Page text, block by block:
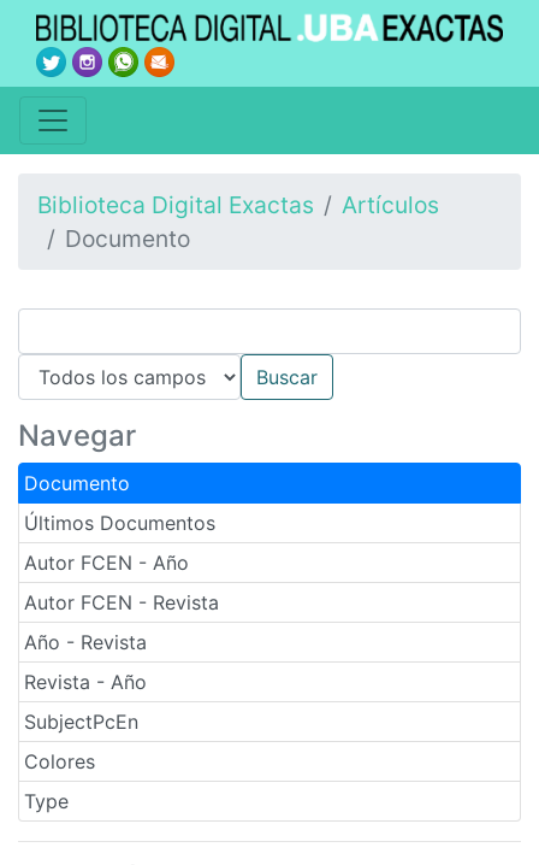
Biblioteca Digital Exactas
Artículos
Documento
Navegar
Documento
Últimos Documentos
Autor FCEN - Año
Autor FCEN - Revista
Año - Revista
Revista - Año
SubjectPcEn
Colores
Type